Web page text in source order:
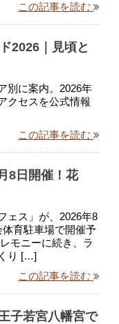
この記事を読む
2026｜見頃と
別に案内。2026年
クセスを公式情報
この記事を読む
8日開催！花
ェス」が、2026年8
育駐車場で開催予
モニーに続き、ラ
り […]
この記事を読む
子若宮八幡宮で